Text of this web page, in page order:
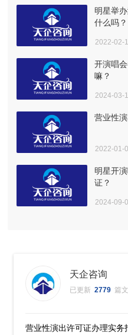
明星举
什么吗？
2022-02-
开演唱
嘛？
2024-03-
营业性
2022-01-
明星开
证？
2024-09-
天企咨询
已更新 2779 篇
营业性演出许可证办理实务